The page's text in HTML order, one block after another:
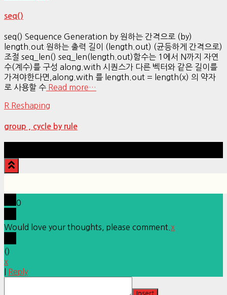
seq()
seq() Sequence Generation by 원하는 간격으로 (by)
length.out 원하는 출력 길이 (length.out) (균등하게 간격으로)
조절 seq_len() seq_len(length.out)함수는 1에서 N까지 자연
수(계수)를 구성 along.with 시퀀스가 다른 벡터와 같은 길이를
가져야한다면,along.with 를 length.out = length(x) 의 약자
로 사용할 수 Read more…
R Reshaping
group , cycle by rule
0
Would love your thoughts, please comment. x
()
x
Reply
Insert